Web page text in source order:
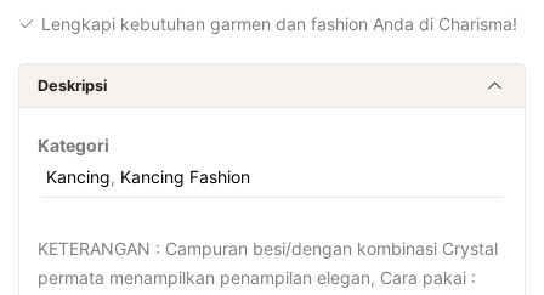
Lengkapi kebutuhan garmen dan fashion Anda di Charisma!
Deskripsi
Kategori
Kancing, Kancing Fashion
KETERANGAN : Campuran besi/dengan kombinasi Crystal
permata menampilkan penampilan elegan, Cara pakai :